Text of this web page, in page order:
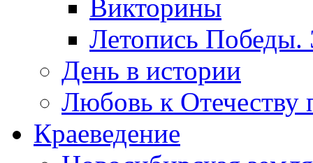
Викторины
Летопись Победы.
День в истории
Любовь к Отечеству
Краеведение